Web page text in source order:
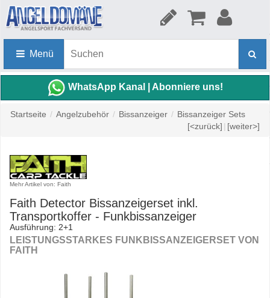
Menü
WhatsApp Kanal | Abonniere uns!
Startseite / Angelzubehör / Bissanzeiger / Bissanzeiger Sets
[<zurück] | [weiter>]
Mehr Artikel von: Faith
Faith Detector Bissanzeigerset inkl.
Transportkoffer - Funkbissanzeiger
Ausführung: 2+1
LEISTUNGSSTARKES FUNKBISSANZEIGERSET VON
FAITH